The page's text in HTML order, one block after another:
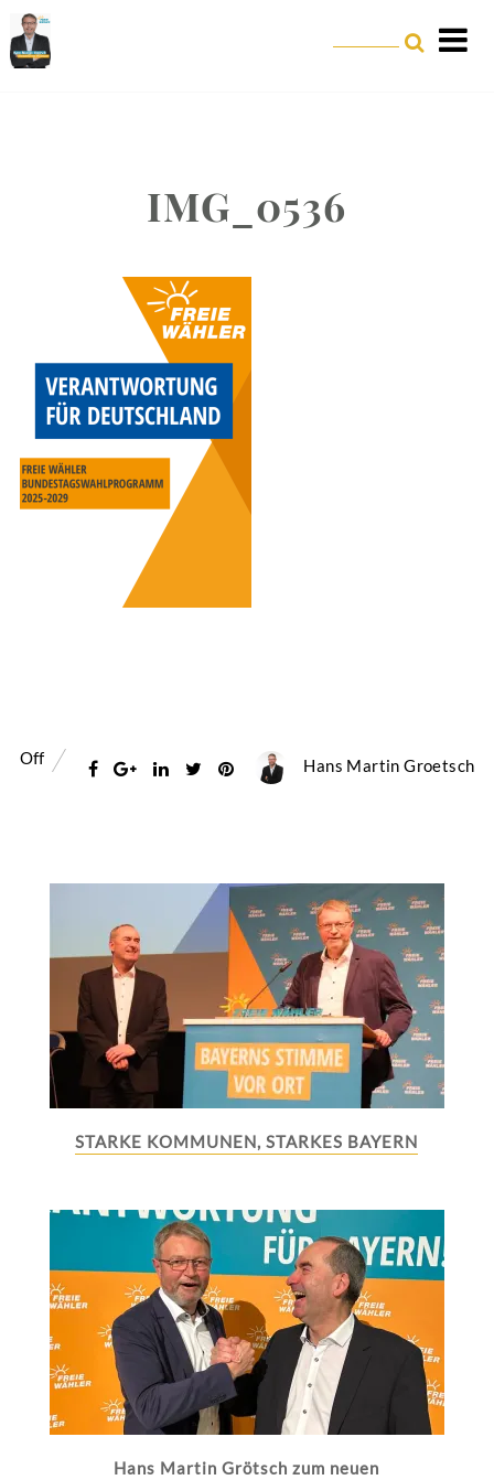
IMG_0536
Off Hans Martin Groetsch
STARKE KOMMUNEN, STARKES BAYERN
Hans Martin Grötsch zum neuen